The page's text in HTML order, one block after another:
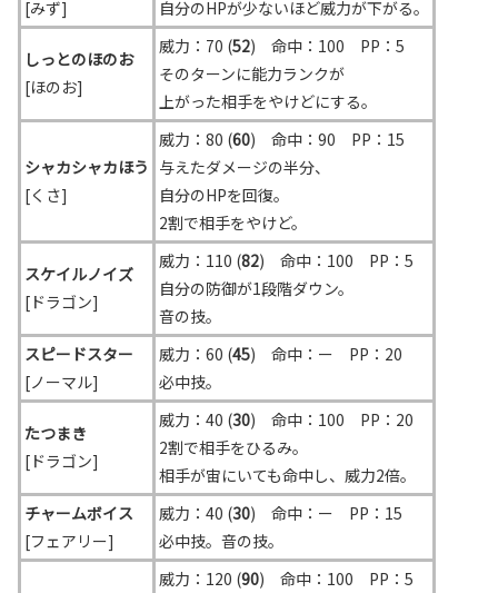
[みず] 自分のHPが少ないほど威力が下がる。
しっとのほのお
[ほのお]
威力：70 (52) 命中：100 PP：5
そのターンに能力ランクが
上がった相手をやけどにする。
シャカシャカほう
[くさ]
威力：80 (60) 命中：90 PP：15
与えたダメージの半分、
自分のHPを回復。
2割で相手をやけど。
スケイルノイズ
[ドラゴン]
威力：110 (82) 命中：100 PP：5
自分の防御が1段階ダウン。
音の技。
スピードスター
[ノーマル]
威力：60 (45) 命中：ー PP：20
必中技。
たつまき
[ドラゴン]
威力：40 (30) 命中：100 PP：20
2割で相手をひるみ。
相手が宙にいても命中し、威力2倍。
チャームボイス
[フェアリー]
威力：40 (30) 命中：ー PP：15
必中技。音の技。
威力：120 (90) 命中：100 PP：5